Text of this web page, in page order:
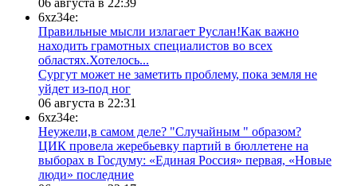
6xz34e:
Правильные мысли излагает Руслан!Как важно
находить грамотных специалистов во всех
областях.Хотелось...
Сургут может не заметить проблему, пока земля не
уйдет из-под ног
06 августа в 22:31
6xz34e:
Неужели,в самом деле? "Случайным " образом?
ЦИК провела жеребьевку партий в бюллетене на
выборах в Госдуму: «Единая Россия» первая, «Новые
люди» последние